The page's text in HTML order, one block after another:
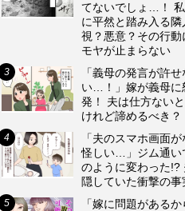
てないでしょ…！
に平然と踏み入る
視？悪意？その行動
モヤが止まらない
「義母の発言が許せ
い…！」嫁が義母に
発！ 夫は仕方ない
けれど諦めるべき？
「夫のスマホ画面
怪しい…」ジム通い
のように変わった!?
隠していた衝撃の事
「嫁に問題がある